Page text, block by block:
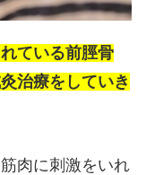
ている前脛骨
治療をしていき
肉に刺激をいれ